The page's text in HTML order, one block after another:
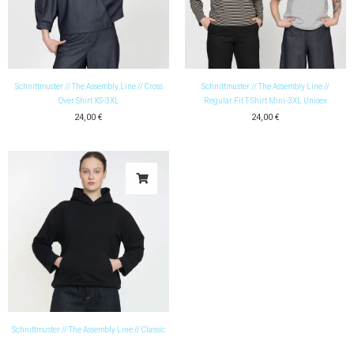
Schnittmuster // The Assembly Line // Cross
Over Shirt XS-3XL
24,00 €
Schnittmuster // The Assembly Line //
Regular Fit T-Shirt Mini-3XL Unisex
24,00 €
Schnittmuster // The Assembly Line // Classic